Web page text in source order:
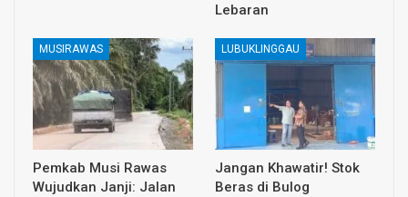
Lebaran
MUSIRAWAS
Pemkab Musi Rawas
Wujudkan Janji: Jalan
LUBUKLINGGAU
Jangan Khawatir! Stok
Beras di Bulog